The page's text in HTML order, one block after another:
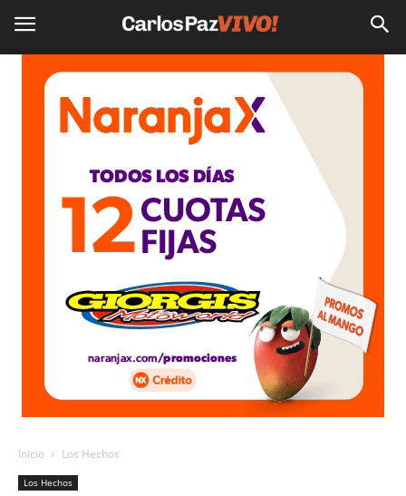
Inicio Los Hechos
Los Hechos